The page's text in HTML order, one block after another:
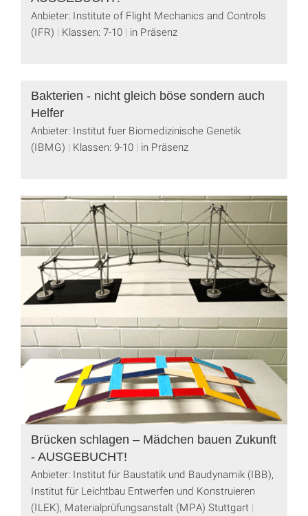
Anbieter: Institute of Flight Mechanics and Controls
(IFR)
Klassen: 7-10 in Präsenz
Bakterien - nicht gleich böse sondern auch
Helfer
Anbieter: Institut fuer Biomedizinische Genetik
(IBMG)
Klassen: 9-10 in Präsenz
Brücken schlagen – Mädchen bauen Zukunft
- AUSGEBUCHT!
Anbieter: Institut für Baustatik und Baudynamik (IBB),
Institut für Leichtbau Entwerfen und Konstruieren
(ILEK), Materialprüfungsanstalt (MPA) Stuttgart